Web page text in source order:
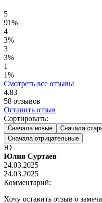
5
91%
4
3%
3
3%
1
1%
Смотреть все отзывы
4.83
58 отзывов
Оставить отзыв
Сортировать:
Сначала новые Сначала
Сначала отрицательные
Ю
Юлия Суртаев
24.03.2025
24.03.2025
Комментарий:
Хочу оставить отзыв о